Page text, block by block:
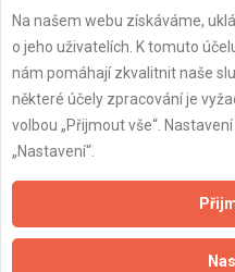
Naše
Zásady pro
Obchodní
Obchodní
Na našem webu získáváme,
o jeho uživatelích. K tomuto
nám pomáhají zkvalitnit naše
některé účely zpracování je
volbou „Přijmout vše“.
„Nastavení“.